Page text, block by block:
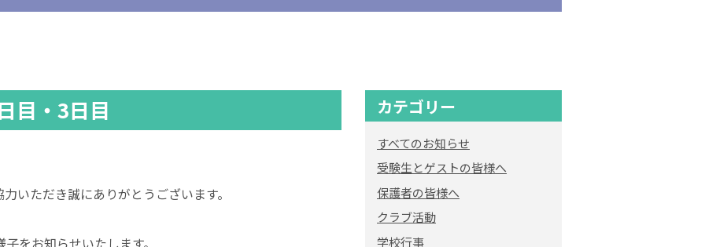
目・3日目
いただき誠にありがとうございます。
をお知らせいたします。
カテゴリー
すべてのお知らせ
受験生とゲストの皆様へ
保護者の皆様へ
クラブ活動
学校行事